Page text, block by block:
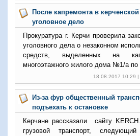
После капремонта в
уголовное дело
Прокуратура г. Керчи проверила
уголовного дела о незаконном
средств, выделенных на
многоэтажного жилого дома №1/а
18.08.2017 10:29 |
Из-за фур общественный
подъехать к остановке
Керчане рассказали сайту
грузовой транспорт,